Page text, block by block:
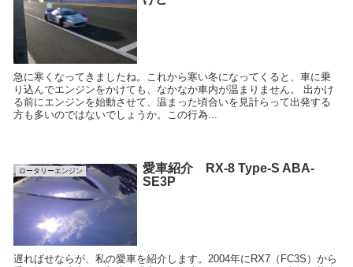
急に寒くなってきましたね。これから寒い冬になってくると、車に乗
り込んでエンジンをかけても、なかなか車内が温まりません。 出かけ
る前にエンジンを始動させて、温まった頃合いを見計らって出発する
方も多いのではないでしょうか。この行為...
ロータリーエンジン
愛車紹介 RX-8 Type-S ABA-
SE3P
遅ればせならが、私の愛車を紹介します。2004年にRX7（FC3S）から